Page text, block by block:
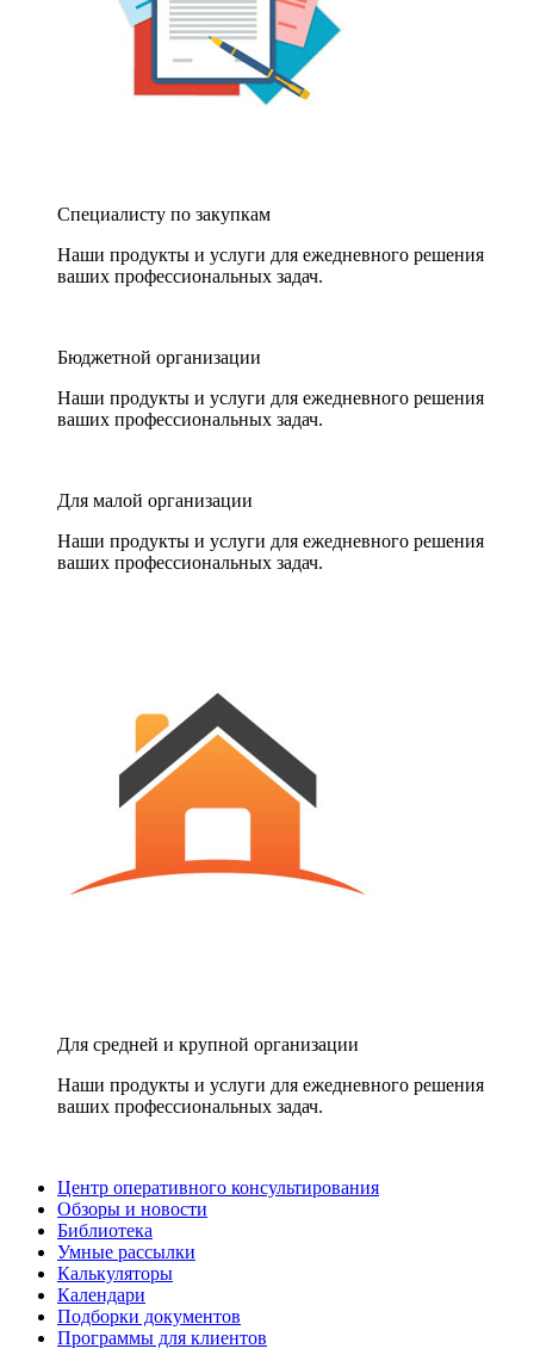
Специалисту по закупкам
Наши продукты и услуги для ежедневного решения
ваших профессиональных задач.
Бюджетной организации
Наши продукты и услуги для ежедневного решения
ваших профессиональных задач.
Для малой организации
Наши продукты и услуги для ежедневного решения
ваших профессиональных задач.
Для средней и крупной организации
Наши продукты и услуги для ежедневного решения
ваших профессиональных задач.
Центр оперативного консультирования
Обзоры и новости
Библиотека
Умные рассылки
Калькуляторы
Календари
Подборки документов
Программы для клиентов